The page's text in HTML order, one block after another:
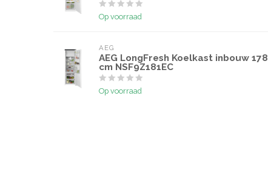
Op voorraad
AEG
AEG LongFresh Koelkast inbouw 178
cm NSF9Z181EC
Op voorraad